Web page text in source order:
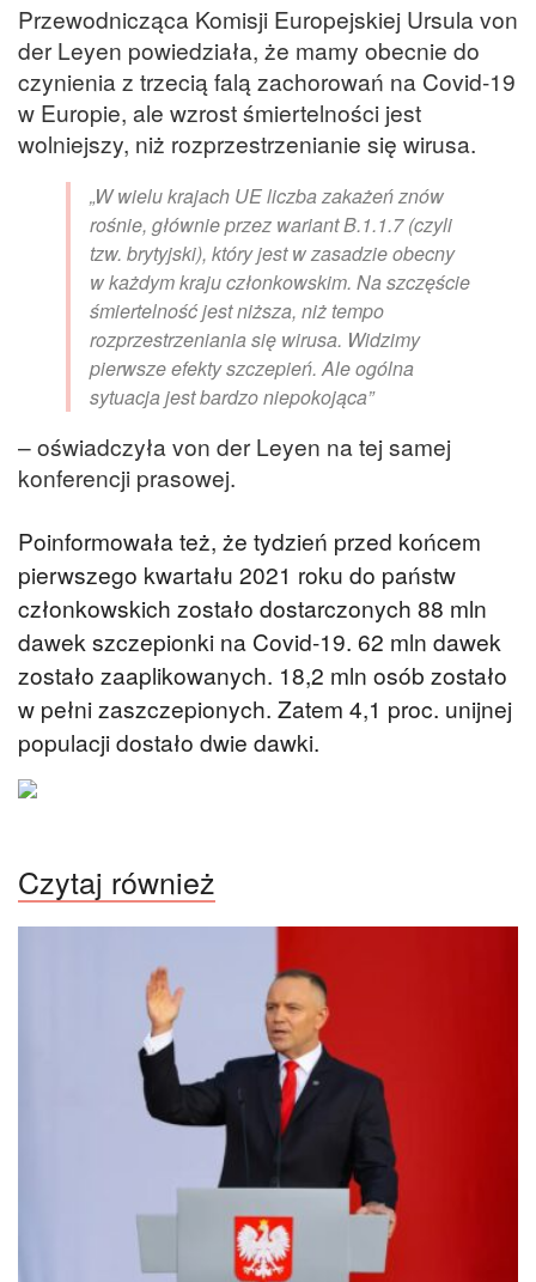
Przewodnicząca Komisji Europejskiej Ursula von
der Leyen powiedziała, że mamy obecnie do
czynienia z trzecią falą zachorowań na Covid-19
w Europie, ale wzrost śmiertelności jest
wolniejszy, niż rozprzestrzenianie się wirusa.
„W wielu krajach UE liczba zakażeń znów
rośnie, głównie przez wariant B.1.1.7 (czyli
tzw. brytyjski), który jest w zasadzie obecny
w każdym kraju członkowskim. Na szczęście
śmiertelność jest niższa, niż tempo
rozprzestrzeniania się wirusa. Widzimy
pierwsze efekty szczepień. Ale ogólna
sytuacja jest bardzo niepokojąca”
– oświadczyła von der Leyen na tej samej
konferencji prasowej.
Poinformowała też, że tydzień przed końcem
pierwszego kwartału 2021 roku do państw
członkowskich zostało dostarczonych 88 mln
dawek szczepionki na Covid-19. 62 mln dawek
zostało zaaplikowanych. 18,2 mln osób zostało
w pełni zaszczepionych. Zatem 4,1 proc. unijnej
populacji dostało dwie dawki.
Czytaj również